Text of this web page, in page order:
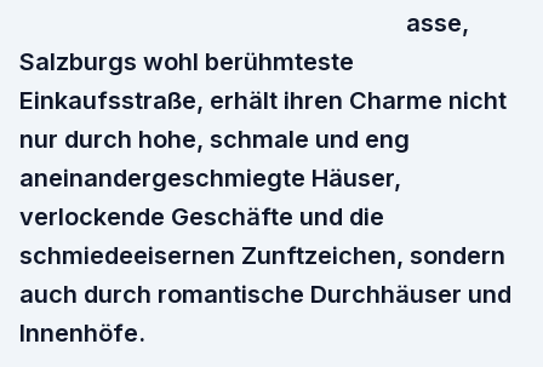
asse,
Salzburgs wohl berühmteste
Einkaufsstraße, erhält ihren Charme nicht
nur durch hohe, schmale und eng
aneinandergeschmiegte Häuser,
verlockende Geschäfte und die
schmiedeeisernen Zunftzeichen, sondern
auch durch romantische Durchhäuser und
Innenhöfe.